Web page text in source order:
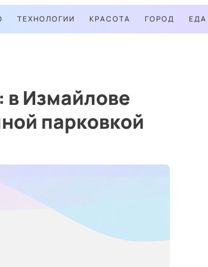
ТЕХНОЛОГИИ КРАСОТА ГОРОД ЕДА
Измайлове
парковкой